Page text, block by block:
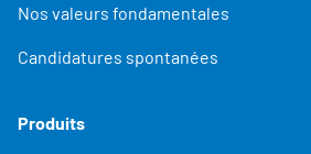
Nos valeurs fondamentales
Candidatures spontanées
Produits